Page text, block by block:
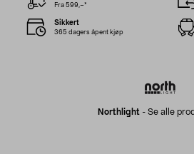
Northlight - Se alle
Fra 599,–*
Sikkert
365 dagers åpent kjøp